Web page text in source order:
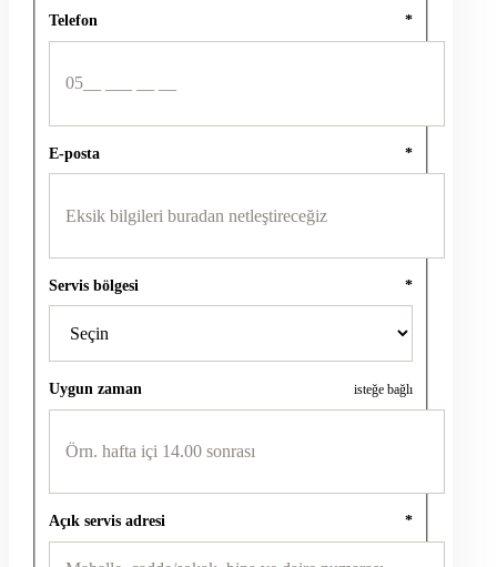
Telefon *
E-posta *
Servis bölgesi *
Uygun zaman isteğe bağlı
Açık servis adresi *